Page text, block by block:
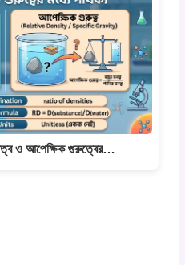
ও আপেক্ষিক গুরুত্বের…